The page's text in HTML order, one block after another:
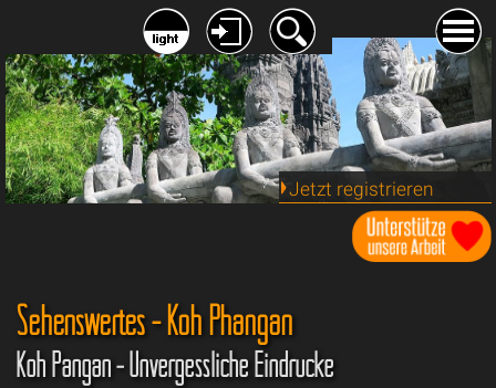
Jetzt registrieren
Sehenswertes - Koh Phangan
Koh Pangan - Unvergessliche Eindrücke